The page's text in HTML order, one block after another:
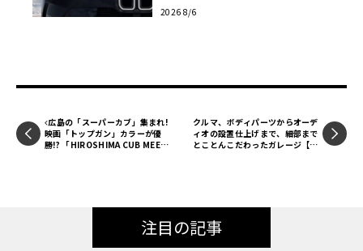
2026 8/6
広島の「スーパーカブ」集まれ!
映画「トップガン」カラーが優
勝!? 「HIROSHIMA CUB MEETI
クルマ、ボディパーツからオーデ
ィオの設置仕上げまで、細部まで
とことんこだわったガレージ【ガ
注目の記事